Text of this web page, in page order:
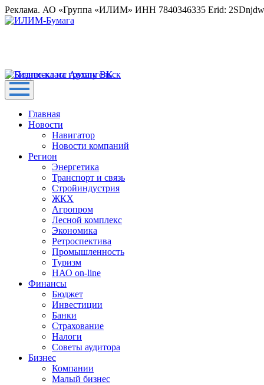
Реклама. АО «Группа «ИЛИМ» ИНН 7840346335 Erid:
Главная
Новости
Навигатор
Новости компаний
Регион
Энергетика
Транспорт и связь
Стройиндустрия
ЖКХ
Агропром
Лесной комплекс
Экономика
Ретроспектива
Промышленность
Туризм
НАО on-line
Финансы
Бюджет
Инвестиции
Банки
Страхование
Налоги
Советы аудитора
Бизнес
Компании
Малый бизнес